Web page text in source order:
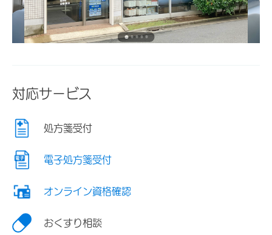
対応サービス
処方箋受付
電子処方箋受付
オンライン資格確認
おくすり相談